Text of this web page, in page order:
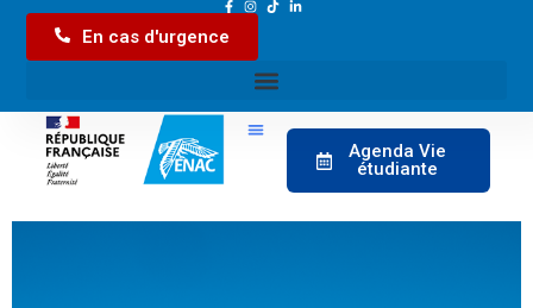
En cas d'urgence
Agenda Vie
étudiante